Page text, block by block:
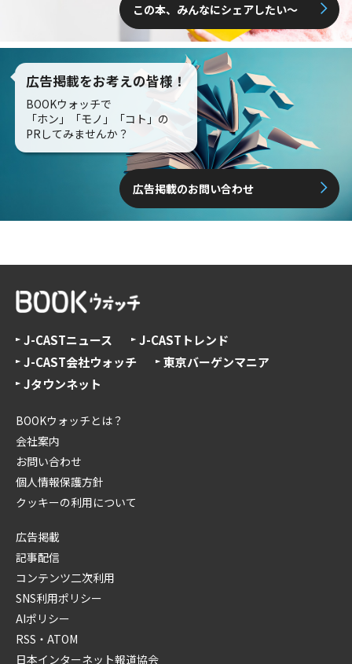
この本、みんなにシェアしたい〜
広告掲載をお考えの皆様！
BOOKウォッチで
「ホン」「モノ」「コト」の
PRしてみませんか？
広告掲載のお問い合わせ
J-CASTニュース
J-CASTトレンド
J-CAST会社ウォッチ
東京バーゲンマニア
Jタウンネット
BOOKウォッチとは？
会社案内
お問い合わせ
個人情報保護方針
クッキーの利用について
広告掲載
記事配信
コンテンツ二次利用
SNS利用ポリシー
AIポリシー
RSS・ATOM
日本インターネット報道協会